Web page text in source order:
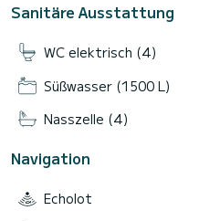
Sanitäre Ausstattung
WC elektrisch (4)
Süßwasser (1500 L)
Nasszelle (4)
Navigation
Echolot